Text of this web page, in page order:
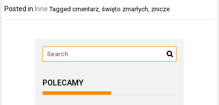
Posted in Inne Taggedcmentarz ,święto zmarłych znicze
POLECAMY